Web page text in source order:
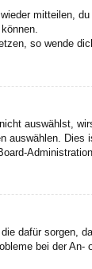
mitteilen,
so wende
auswählst,
auswählen.
dafür sorgen,
bei der